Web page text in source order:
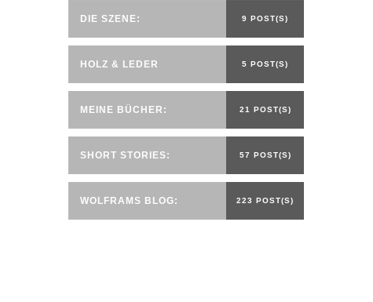
DIE SZENE: 9 POST(S)
HOLZ & LEDER 5 POST(S)
MEINE BÜCHER: 21 POST(S)
SHORT STORIES: 57 POST(S)
WOLFRAMS BLOG: 223 POST(S)